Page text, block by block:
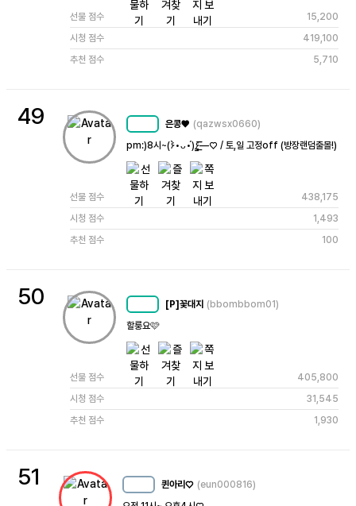
선물 점수
15,200
시청 점수
419,100
추천 점수
5,710
49 은콩♥ (qazwsx0660)
pm:)8시~(۶•̀ᴗ•́)۶—̳͟͞͞♡ / 토,일 고정off (방장랜덤출몰!)
선물 점수
438,175
시청 점수
1,493
추천 점수
100
50 [P]꽃대지 (bbombbom01)
할룽요🩷
선물 점수
405,800
시청 점수
31,545
추천 점수
1,930
51 퀸아리♡ (eun000816)